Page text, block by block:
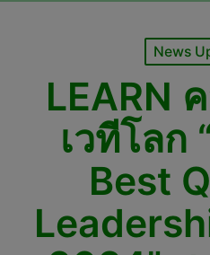
Posted
News
LEARN
เวทีโลก
Best